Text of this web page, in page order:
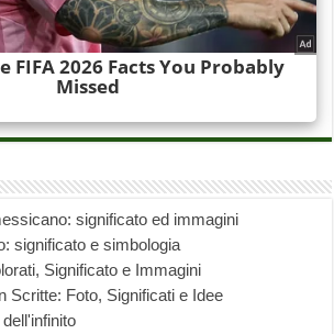
significato ed immagini
significato e simbologia
Significato e Immagini
Scritte: Foto, Significati e Idee